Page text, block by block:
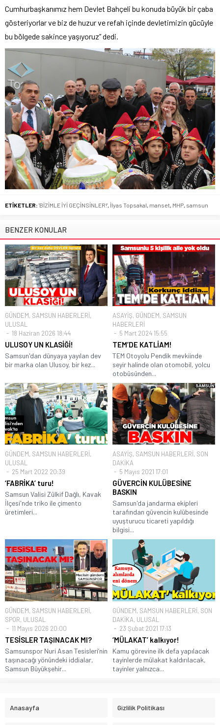
Cumhurbaşkanımız hem Devlet Bahçeli bu konuda büyük bir çaba
gösteriyorlar ve biz de huzur ve refah içinde devletimizin gücüyle
bu bölgede sakince yaşıyoruz” dedi.
ETİKETLER: 'BİZİMLE İYİ GEÇİNSİNLER!' İlyas Topsakal manset MHP samsun
BENZER KONULAR
GÜNDEM, SAMSUN HABERLERİ,
ULUSAL
18 Haziran 2026 18:44
ULUSOY UN KLASİĞİ!
Samsun'dan dünyaya yayılan dev
bir marka olan Ulusoy, bir kez...
ASAYİŞ, GÜNDEM, SAMSUN
HABERLERİ
5 Mart 2024 15:55
TEM’DE KATLİAM!
TEM Otoyolu Pendik mevkiinde
seyir halinde olan otomobil, yolcu
otobüsünden...
GÜNDEM, SAMSUN HABERLERİ,
ULUSAL
25 Mart 2022 20:39
‘FABRİKA’ turu!
Samsun Valisi Zülkif Dağlı, Kavak
İlçesi'nde triko ile çimento
üretimleri...
ASAYİŞ, SAMSUN HABERLERİ, SON
DAKİKA
5 Mayıs 2021 17:01
GÜVERCİN KULÜBESİNE
BASKIN
Samsun'da jandarma ekipleri
tarafından güvencin kulübesinde
uyuşturucu ticareti yapıldığı
bilgisi...
GÜNDEM, SAMSUN HABERLERİ,
SPOR, ULUSAL
11 Mayıs 2026 20:00
TESİSLER TAŞINACAK MI?
Samsunspor Nuri Asan Tesisleri’nin
taşınacağı yönündeki iddialar,
Samsun Büyükşehir...
GÜNDEM, SAMSUN HABERLERİ, SON
DAKİKA, ULUSAL
23 Şubat 2021 17:13
‘MÜLAKAT’ kalkıyor!
Kamu görevine ilk defa yapılacak
tayinlerde mülakat kaldırılacak,
tayinler yalnızca...
Anasayfa Gizlilik Politikası